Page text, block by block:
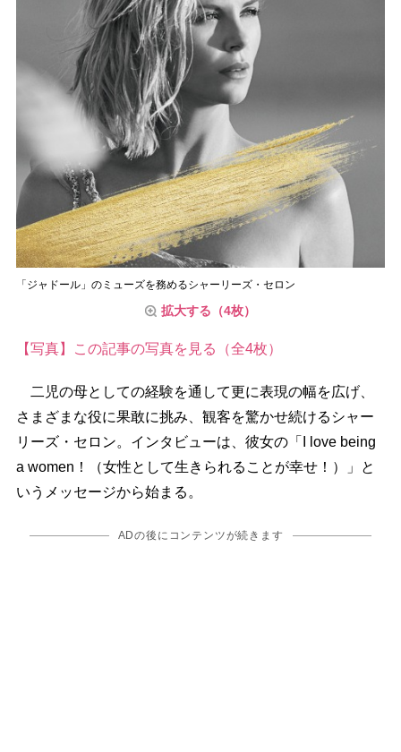
「ジャドール」のミューズを務めるシャーリーズ・セロン
拡大する（4枚）
【写真】この記事の写真を見る（全4枚）
二児の母としての経験を通して更に表現の幅を広げ、
さまざまな役に果敢に挑み、観客を驚かせ続けるシャー
リーズ・セロン。インタビューは、彼女の「I love being
a women！（女性として生きられることが幸せ！）」と
いうメッセージから始まる。
ADの後にコンテンツが続きます